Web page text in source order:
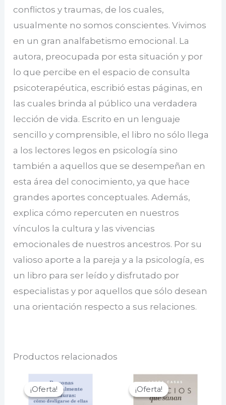
conflictos y traumas, de los cuales,
usualmente no somos conscientes. Vivimos
en un gran analfabetismo emocional. La
autora, preocupada por esta situación y por
lo que percibe en el espacio de consulta
psicoterapéutica, escribió estas páginas, en
las cuales brinda al público una verdadera
lección de vida. Escrito en un lenguaje
sencillo y comprensible, el libro no sólo llega
a los lectores legos en psicología sino
también a aquellos que se desempeñan en
esta área del conocimiento, ya que hace
grandes aportes conceptuales. Además,
explica cómo repercuten en nuestros
vínculos la cultura y las vivencias
emocionales de nuestros ancestros. Por su
valioso aporte a la pareja y a la psicología, es
un libro para ser leído y disfrutado por
especialistas y por aquellos que sólo desean
una orientación respecto a sus relaciones.
Productos relacionados
¡Oferta!
¡Oferta! ¡Oferta!
¡Oferta!